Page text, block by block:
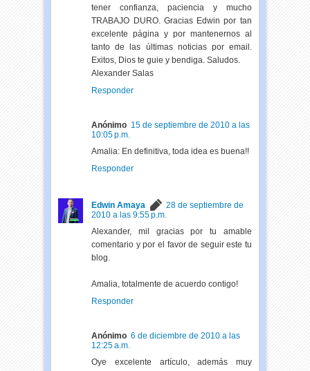
tener confianza, paciencia y mucho
TRABAJO DURO. Gracias Edwin por tan
excelente página y por mantenernos al
tanto de las últimas noticias por email.
Exitos, Dios te guie y bendiga. Saludos.
Alexander Salas
Responder
Anónimo 15 de septiembre de 2010 a las
10:05 p.m.
Amalia: En definitiva, toda idea es buena!!
Responder
Edwin Amaya
28 de septiembre de
2010 a las 9:55 p.m.
Alexander, mil gracias por tu amable
comentario y por el favor de seguir este tu
blog.
Amalia, totalmente de acuerdo contigo!
Responder
Anónimo 6 de diciembre de 2010 a las
12:25 a.m.
Oye excelente artículo, además muy